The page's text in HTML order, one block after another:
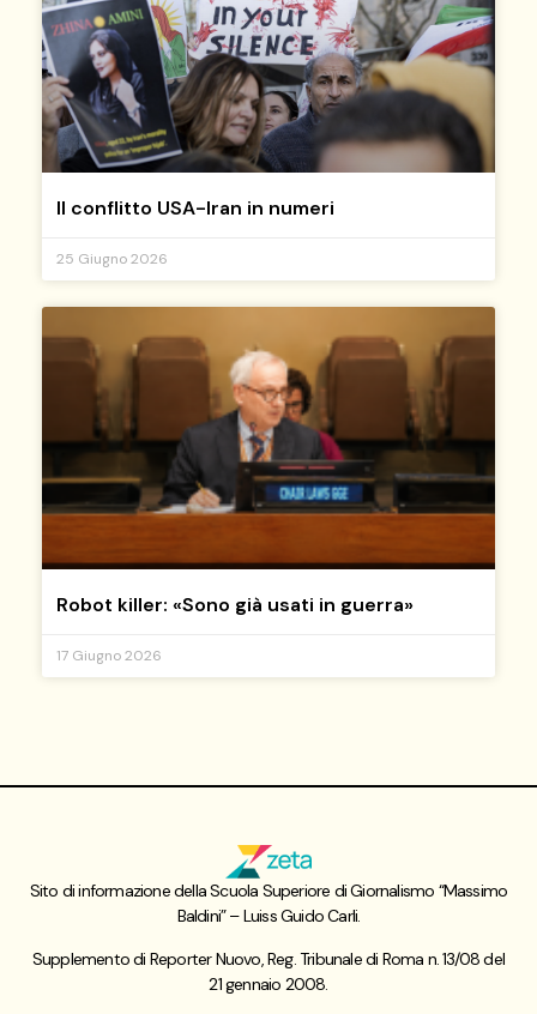
Il conflitto USA-Iran in numeri
25 Giugno 2026
Robot killer: «Sono già usati in guerra»
17 Giugno 2026
Sito di informazione della Scuola Superiore di Giornalismo “Massimo
Baldini” – Luiss Guido Carli.
Supplemento di Reporter Nuovo, Reg. Tribunale di Roma n. 13/08 del
21 gennaio 2008.